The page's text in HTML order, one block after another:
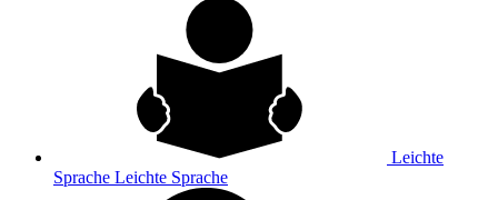
Leichte
Sprache Leichte Sprache